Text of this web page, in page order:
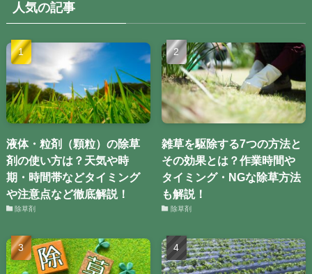
人気の記事
液体・粒剤（顆粒）の除草
剤の使い方は？天気や時
期・時間帯などタイミング
や注意点など徹底解説！
除草剤
雑草を駆除する7つの方法と
その効果とは？作業時間や
タイミング・NGな除草方法
も解説！
除草剤